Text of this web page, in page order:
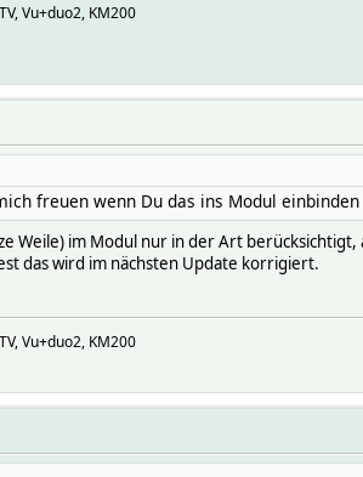
Vu+duo2, KM200
freuen wenn Du das ins Modul
Weile) im Modul nur in der Art
das wird im nächsten Update korrigiert.
Vu+duo2, KM200